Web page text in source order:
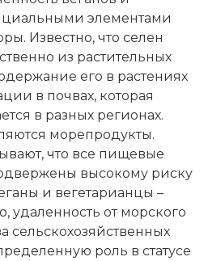
элементами
Известно, что селен
из растительных
его в растениях
в почвах, которая
в разных регионах.
морепродукты.
что все пищевые
высокому риску
и вегетарианцы –
удаленность от морского
сельскохозяйственных
роль в статусе